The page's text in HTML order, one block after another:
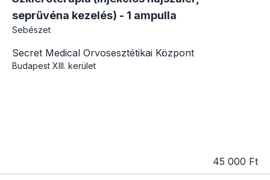
seprűvéna kezelés) - 1 ampulla
Sebészet
Secret Medical Orvosesztétikai Központ
Budapest XIII. kerület
45 000 Ft